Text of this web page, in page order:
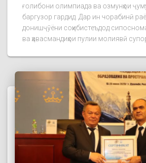
ғолибони олимпиада ва озмунҳои
баргузор гардид. Дар ин чорабинӣ
донишҷӯёни соҳибистеъдод
ва ҳавасмандиҳои пулии молиявӣ